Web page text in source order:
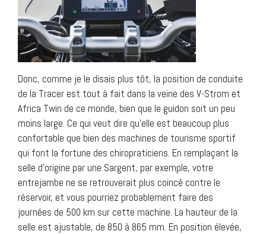
Donc, comme je le disais plus tôt, la position de conduite
de la Tracer est tout à fait dans la veine des V-Strom et
Africa Twin de ce monde, bien que le guidon soit un peu
moins large. Ce qui veut dire qu’elle est beaucoup plus
confortable que bien des machines de tourisme sportif
qui font la fortune des chiropraticiens. En remplaçant la
selle d’origine par une Sargent, par exemple, votre
entrejambe ne se retrouverait plus coincé contre le
réservoir, et vous pourriez probablement faire des
journées de 500 km sur cette machine. La hauteur de la
selle est ajustable, de 850 à 865 mm. En position élevée,